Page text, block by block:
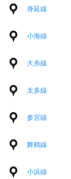
身延線
小海線
大糸線
太多線
参宮線
舞鶴線
小浜線